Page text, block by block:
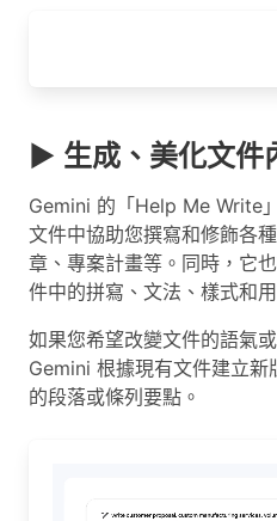
▶ 生成、美化文件
Gemini 的「Help Me Write
文件中協助您撰寫和修飾各
章、專案計畫等。同時，它
件中的拼寫、文法、樣式和
如果您希望改變文件的語氣
Gemini 根據現有文件建立新
的段落或條列要點。